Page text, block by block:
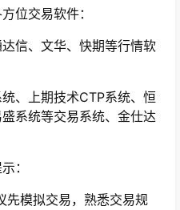
交易软件：
信、文华、快期等行情软
、上期技术CTP系统、恒
系统等交易系统、金仕达
：
模拟交易，熟悉交易规